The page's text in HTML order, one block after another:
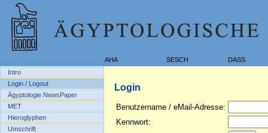
AHA SESCH
DASS
Intro
Login / Logout
Ägyptologie NewsPaper
MET
Hieroglyphen
Umschrift
Login
Benutzername / eMail-Adresse:
Kennwort: